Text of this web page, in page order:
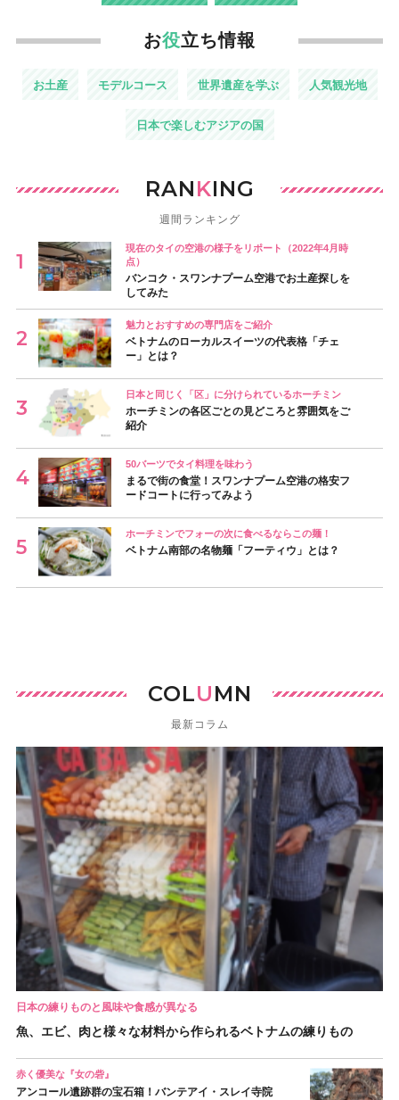
お役立ち情報
お土産 モデルコース 世界遺産を学ぶ 人気観光地
日本で楽しむアジアの国
RANKING
週間ランキング
現在のタイの空港の様子をリポート（2022年4月時
点）
バンコク・スワンナプーム空港でお土産探しを
してみた
魅力とおすすめの専門店をご紹介
ベトナムのローカルスイーツの代表格「チェ
ー」とは？
日本と同じく「区」に分けられているホーチミン
ホーチミンの各区ごとの見どころと雰囲気をご
紹介
50バーツでタイ料理を味わう
まるで街の食堂！スワンナプーム空港の格安フ
ードコートに行ってみよう
ホーチミンでフォーの次に食べるならこの麺！
ベトナム南部の名物麺「フーティウ」とは？
COLUMN
最新コラム
日本の練りものと風味や食感が異なる
魚、エビ、肉と様々な材料から作られるベトナムの練りもの
赤く優美な『女の砦』
アンコール遺跡群の宝石箱！バンテアイ・スレイ寺院